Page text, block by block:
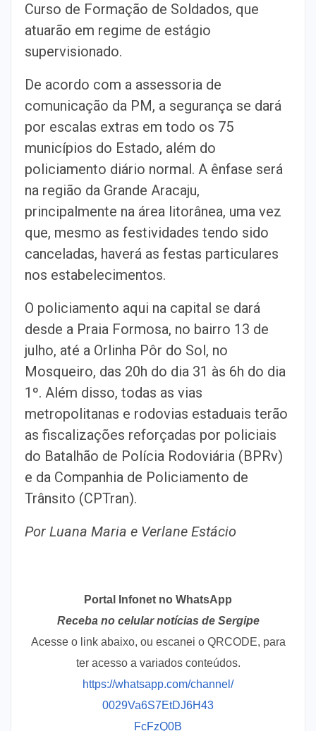
Curso de Formação de Soldados, que
atuarão em regime de estágio
supervisionado.
De acordo com a assessoria de
comunicação da PM, a segurança se dará
por escalas extras em todo os 75
municípios do Estado, além do
policiamento diário normal. A ênfase será
na região da Grande Aracaju,
principalmente na área litorânea, uma vez
que, mesmo as festividades tendo sido
canceladas, haverá as festas particulares
nos estabelecimentos.
O policiamento aqui na capital se dará
desde a Praia Formosa, no bairro 13 de
julho, até a Orlinha Pôr do Sol, no
Mosqueiro, das 20h do dia 31 às 6h do dia
1º. Além disso, todas as vias
metropolitanas e rodovias estaduais terão
as fiscalizações reforçadas por policiais
do Batalhão de Polícia Rodoviária (BPRv)
e da Companhia de Policiamento de
Trânsito (CPTran).
Por Luana Maria e Verlane Estácio
Portal Infonet no WhatsApp
Receba no celular notícias de Sergipe
Acesse o link abaixo, ou escanei o QRCODE, para
ter acesso a variados conteúdos.
https://whatsapp.com/channel/
0029Va6S7EtDJ6H43
FcFzQ0B